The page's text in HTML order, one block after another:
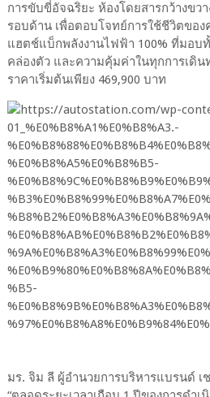
การขับขี่อัจฉริยะ ห้องโดยสารกว้างขว
รอบด้าน เพื่อตอบโจทย์การใช้ชีวิตขอ
แฮตช์แบ็กพลังงานไฟฟ้า 100% ที่มอบ
คล่องตัว และความคุ้มค่าในทุกการเดิน
ราคาเริ่มต้นเพียง 469,900 บาท
มร. จิม ลี ผู้อำนวยการบริหารแบรนด์ เ